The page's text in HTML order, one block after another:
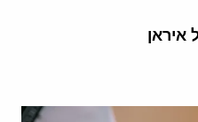
איראן